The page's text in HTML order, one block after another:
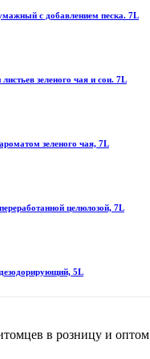
с добавлением песка. 7L
зеленого чая и сои. 7L
зеленого чая, 7L
целюлозой, 7L
5L
в розницу и